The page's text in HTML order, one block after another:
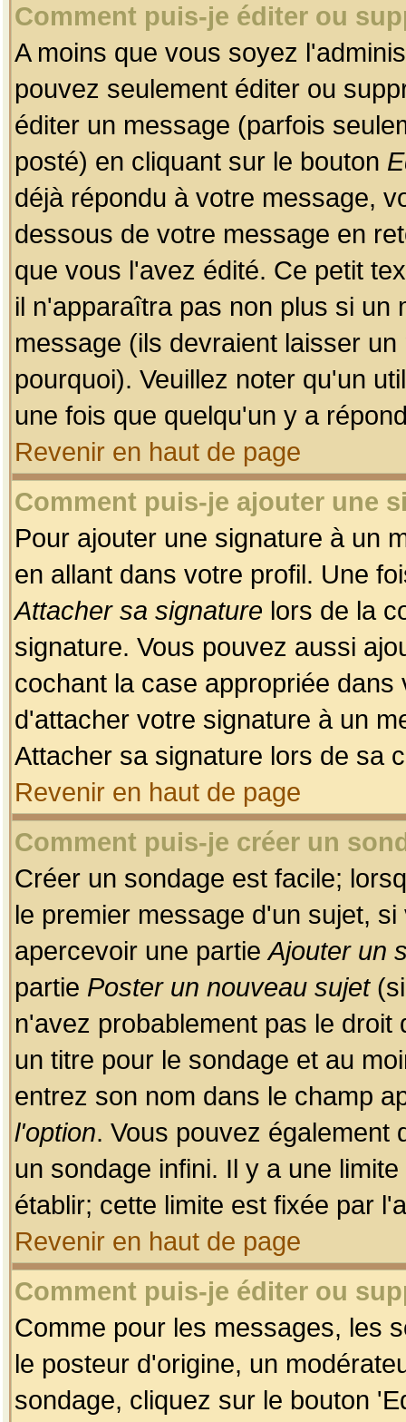
Comment puis-je éditer ou
A moins que vous soyez
pouvez seulement éditer ou
éditer un message (parfois
posté) en cliquant sur le bouton
déjà répondu à votre message,
dessous de votre message en
que vous l'avez édité. Ce petit
il n'apparaîtra pas non plus si un
message (ils devraient laisser
pourquoi). Veuillez noter qu'un
une fois que quelqu'un y a
Revenir en haut de page
Comment puis-je ajouter une
Pour ajouter une signature à un
en allant dans votre profil. Une
Attacher sa signature lors de la
signature. Vous pouvez aussi
cochant la case appropriée
d'attacher votre signature à un
Attacher sa signature lors de sa
Revenir en haut de page
Comment puis-je créer un
Créer un sondage est facile;
le premier message d'un sujet,
apercevoir une partieAjouter un
partie Poster un nouveau sujet(si
n'avez probablement pas le
un titre pour le sondage et au
entrez son nom dans le champ
l'option. Vous pouvez également
un sondage infini. Il y a une
établir; cette limite est fixée par
Revenir en haut de page
Comment puis-je éditer ou
Comme pour les messages, les
le posteur d'origine, un
sondage, cliquez sur le bouton